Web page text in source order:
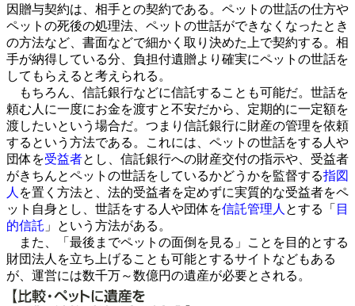
因贈与契約は、相手との契約である。ペットの世話の仕方や
ペットの死後の処理法、ペットの世話ができなくなったとき
の方法など、書面などで細かく取り決めた上で契約する。相
手が納得している分、負担付遺贈より確実にペットの世話を
してもらえると考えられる。
もちろん、信託銀行などに信託することも可能だ。世話を
頼む人に一度にお金を渡すと不安だから、定期的に一定額を
渡したいという場合だ。つまり信託銀行に財産の管理を依頼
するという方法である。これには、ペットの世話をする人や
団体を受益者とし、信託銀行への財産交付の指示や、受益者
がきちんとペットの世話をしているかどうかを監督する指図
人 を置く方法と、法的受益者を定めずに実質的な受益者をペ
ット自身とし、世話をする人や団体を信託管理人 とする「 目
的信託 」という方法がある。
また、「最後までペットの面倒を見る」ことを目的とする
財団法人を立ち上げることも可能とするサイトなどもある
が、運営には数千万～数億円の遺産が必要とされる。